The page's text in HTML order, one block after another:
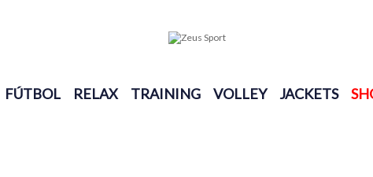
FÚTBOL RELAX TRAINING VOLLEY JACKETS